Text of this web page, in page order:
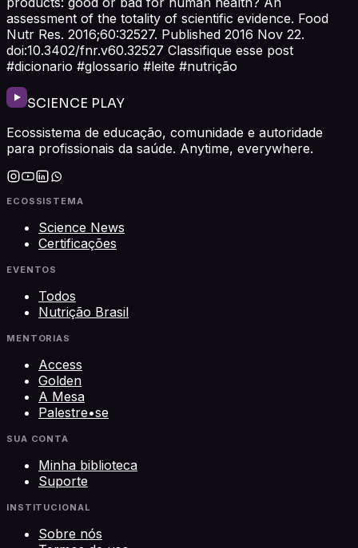
assessment of the totality of scientific evidence. Food
Nutr Res. 2016;60:32527. Published 2016 Nov 22.
doi:10.3402/fnr.v60.32527 Classifique esse post
#dicionario #glossario #leite #nutrição
SCIENCE PLAY
Ecossistema de educação, comunidade e autoridade
para profissionais da saúde. Anytime, everywhere.
ECOSSISTEMA
Science News
Certificações
EVENTOS
Todos
Nutrição Brasil
MENTORIAS
Access
Golden
A Mesa
Palestre•se
SUA CONTA
Minha biblioteca
Suporte
INSTITUCIONAL
Sobre nós